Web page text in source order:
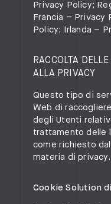
Privacy Policy;
Francia – Privacy
Policy; Irlanda –
RACCOLTA
ALLA PRIVACY
Questo tipo di
Web di
degli Utenti
trattamento delle
come richiesto
materia di privacy.
Cookie Solution